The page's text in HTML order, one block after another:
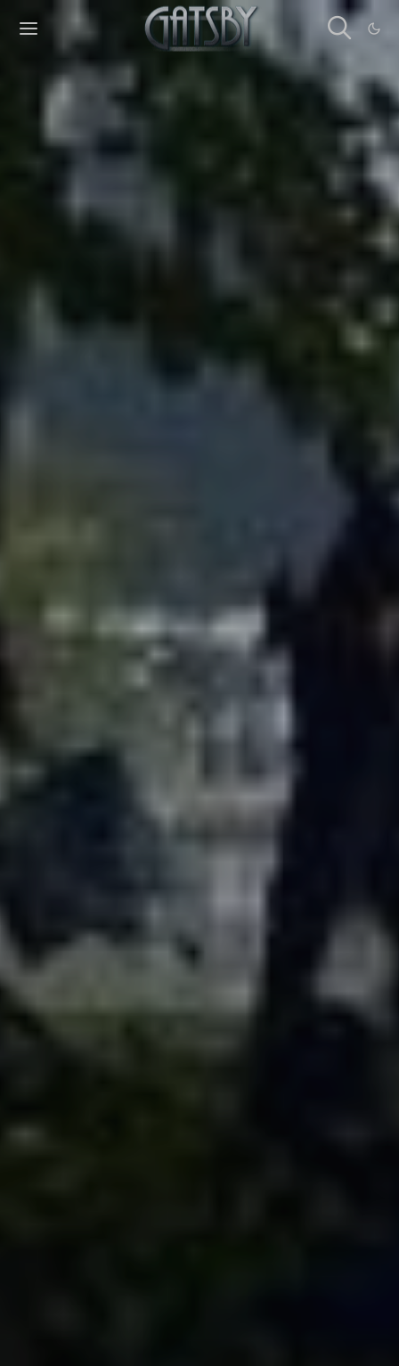
Cookies management panel